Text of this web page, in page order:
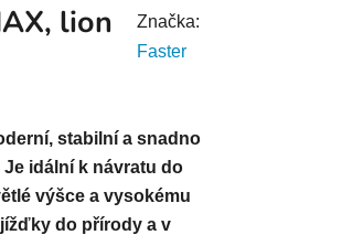
Značka:
Faster
lion
stabilní a snadno
idální k návratu do
výšce a vysokému
do přírody a v